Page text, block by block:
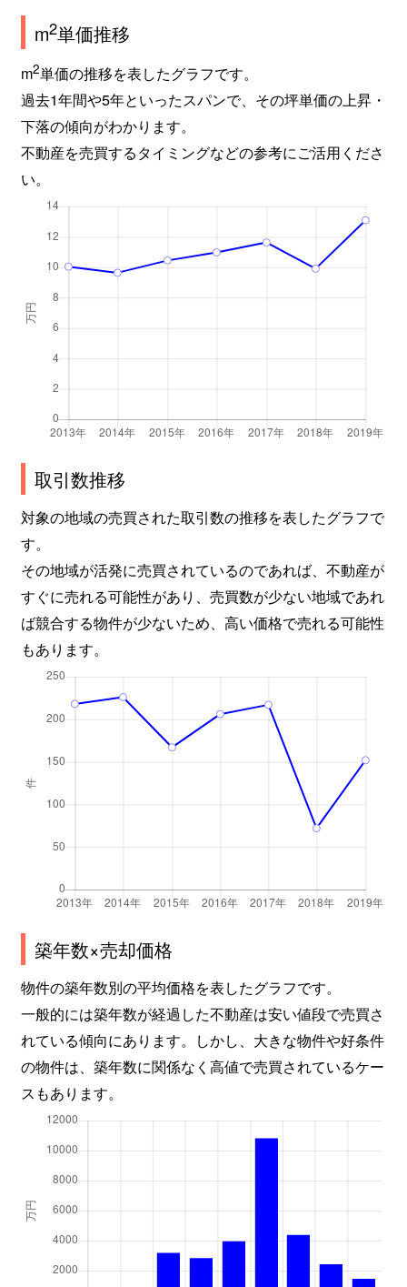
m2単価推移
m2単価の推移を表したグラフです。
過去1年間や5年といったスパンで、その坪単価の上昇・
下落の傾向がわかります。
不動産を売買するタイミングなどの参考にご活用くださ
い。
取引数推移
対象の地域の売買された取引数の推移を表したグラフで
す。
その地域が活発に売買されているのであれば、不動産が
すぐに売れる可能性があり、売買数が少ない地域であれ
ば競合する物件が少ないため、高い価格で売れる可能性
もあります。
築年数×売却価格
物件の築年数別の平均価格を表したグラフです。
一般的には築年数が経過した不動産は安い値段で売買さ
れている傾向にあります。しかし、大きな物件や好条件
の物件は、築年数に関係なく高値で売買されているケー
スもあります。